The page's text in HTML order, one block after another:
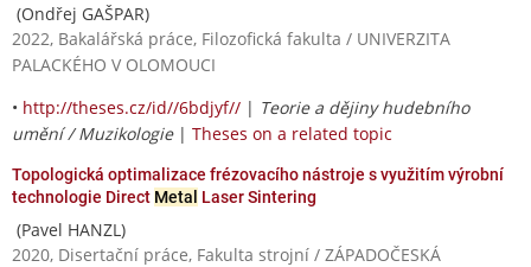
(Ondřej GAŠPAR)
2022, Bakalářská práce, Filozofická fakulta / UNIVERZITA
PALACKÉHO V OLOMOUCI
• http://theses.cz/id//6bdjyf// | Teorie a dějiny hudebního
umění / Muzikologie| Theses on a related topic
Topologická optimalizace frézovacího nástroje s využitím výrobní
technologie Direct Metal Laser Sintering
(Pavel HANZL)
2020, Disertační práce, Fakulta strojní / ZÁPADOČESKÁ